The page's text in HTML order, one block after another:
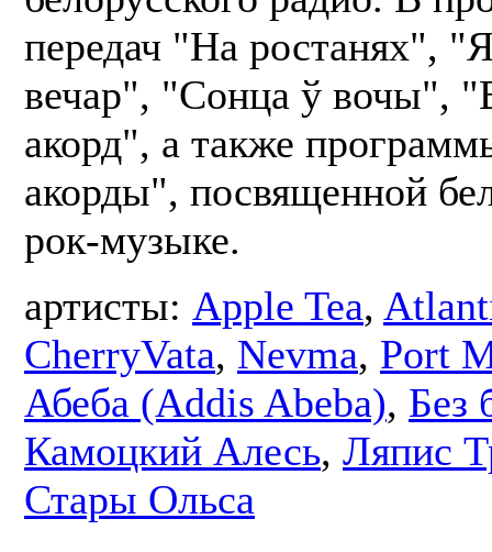
передач "На ростанях",
вечар", "Сонца ў вочы",
акорд", а также
акорды", посвященной
рок-музыке.
артисты: Apple Tea,
CherryVata, Nevma, Port
Абеба (Addis Abeba), Без
Камоцкий Алесь, Ляпис
Стары Ольса